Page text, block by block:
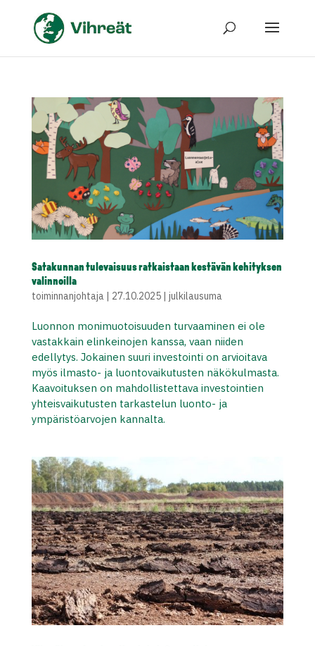
Satakunnan tulevaisuus ratkaistaan kestävän kehityksen
valinnoilla
toiminnanjohtaja | 27.10.2025| julkilausuma
Luonnon monimuotoisuuden turvaaminen ei ole
vastakkain elinkeinojen kanssa, vaan niiden
edellytys. Jokainen suuri investointi on arvioitava
myös ilmasto- ja luontovaikutusten näkökulmasta.
Kaavoituksen on mahdollistettava investointien
yhteisvaikutusten tarkastelun luonto- ja
ympäristöarvojen kannalta.